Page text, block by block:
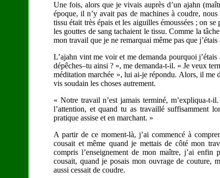
Une fois, alors que je vivais auprès d’un ajahn
époque, il n’y avait pas de machines à coudre,
tissu était très épais et les aiguilles émoussées ; on
les gouttes de sang tachaient le tissu. Comme la
mon travail que je ne remarquai même pas que
L’ajahn vint me voir et me demanda pourquoi
dépêches–tu ainsi ? », me demanda-t-il. « Je veux
méditation marchée », lui ai-je répondu. Alors, il
vis soudain les choses autrement.
« Notre travail n’est jamais terminé, m’expliqua-t-
l’attention, et quand tu as travaillé suffisamment
pratique assise et en marchant. »
A partir de ce moment-là, j’ai commencé à
cousait et même quand je mettais de côté mon
compris l’enseignement de mon maître, j’ai
cousait, quand je posais mon ouvrage de couture,
aussi cessait de coudre.